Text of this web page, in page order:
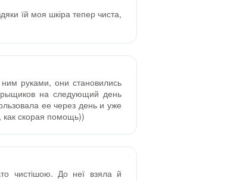
їй моя шкіра тепер чиста,
руками, они становились
на следующий день
ее через день и уже
как скорая помощь))
чистішою. До неї взяла й